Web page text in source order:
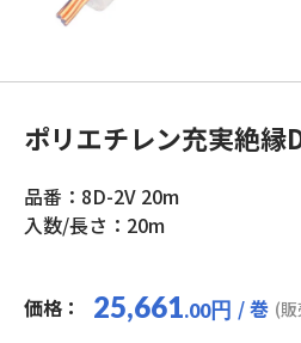
ポリエチレン充実絶縁
品番：8D-2V 20m
入数/長さ：20m
価格： 25,661.00円 / 巻 (